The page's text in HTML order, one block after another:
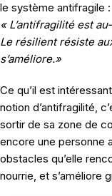
le système antifragile
« L’antifragilité est
Le résilient résiste
s’améliore.»
Ce qu’il est
notion d’antifragilité,
sortir de sa zone de
encore une personne
obstacles qu’elle
nourrie, et s’améliore